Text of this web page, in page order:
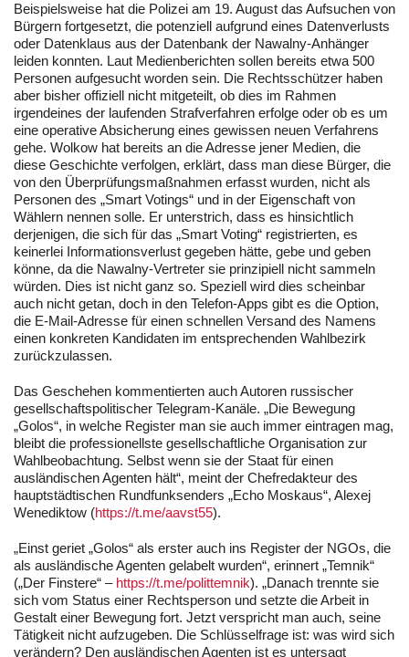
Beispielsweise hat die Polizei am 19. August das Aufsuchen von
Bürgern fortgesetzt, die potenziell aufgrund eines Datenverlusts
oder Datenklaus aus der Datenbank der Nawalny-Anhänger
leiden konnten. Laut Medienberichten sollen bereits etwa 500
Personen aufgesucht worden sein. Die Rechtsschützer haben
aber bisher offiziell nicht mitgeteilt, ob dies im Rahmen
irgendeines der laufenden Strafverfahren erfolge oder ob es um
eine operative Absicherung eines gewissen neuen Verfahrens
gehe. Wolkow hat bereits an die Adresse jener Medien, die
diese Geschichte verfolgen, erklärt, dass man diese Bürger, die
von den Überprüfungsmaßnahmen erfasst wurden, nicht als
Personen des „Smart Votings“ und in der Eigenschaft von
Wählern nennen solle. Er unterstrich, dass es hinsichtlich
derjenigen, die sich für das „Smart Voting“ registrierten, es
keinerlei Informationsverlust gegeben hätte, gebe und geben
könne, da die Nawalny-Vertreter sie prinzipiell nicht sammeln
würden. Dies ist nicht ganz so. Speziell wird dies scheinbar
auch nicht getan, doch in den Telefon-Apps gibt es die Option,
die E-Mail-Adresse für einen schnellen Versand des Namens
einen konkreten Kandidaten im entsprechenden Wahlbezirk
zurückzulassen.
Das Geschehen kommentierten auch Autoren russischer
gesellschaftspolitischer Telegram-Kanäle. „Die Bewegung
„Golos“, in welche Register man sie auch immer eintragen mag,
bleibt die professionellste gesellschaftliche Organisation zur
Wahlbeobachtung. Selbst wenn sie der Staat für einen
ausländischen Agenten hält“, meint der Chefredakteur des
hauptstädtischen Rundfunksenders „Echo Moskaus“, Alexej
Wenediktow (https://t.me/aavst55).
„Einst geriet „Golos“ als erster auch ins Register der NGOs, die
als ausländische Agenten gelabelt wurden“, erinnert „Temnik“
(„Der Finstere“ – https://t.me/polittemnik). „Danach trennte sie
sich vom Status einer Rechtsperson und setzte die Arbeit in
Gestalt einer Bewegung fort. Jetzt verspricht man auch, seine
Tätigkeit nicht aufzugeben. Die Schlüsselfrage ist: was wird sich
verändern? Den ausländischen Agenten ist es untersagt